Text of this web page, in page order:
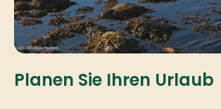
Planen Sie Ihren Urlaub